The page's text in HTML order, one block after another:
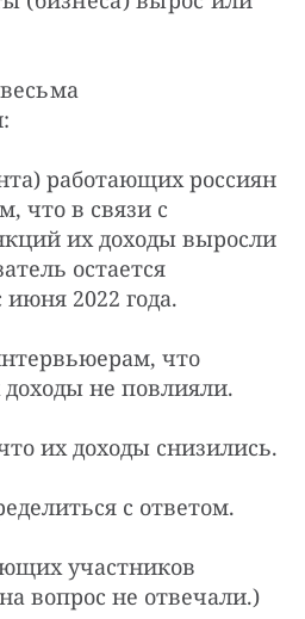
работающих россиян
что в связи с
их доходы выросли
остается
2022 года.
что
не повлияли.
их доходы снизились.
с ответом.
участников
вопрос не отвечали.)